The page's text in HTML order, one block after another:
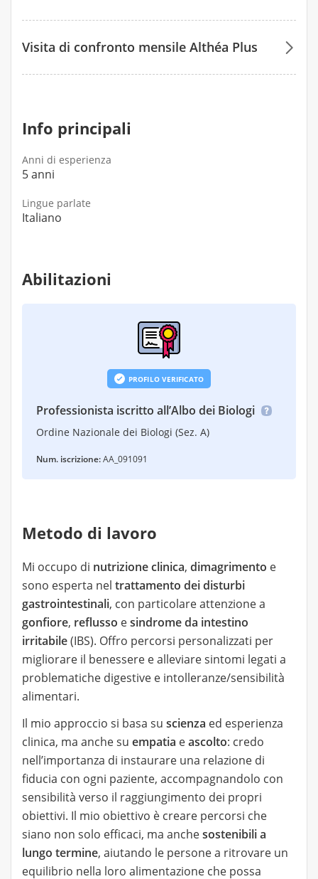
170 €
Visita di confronto mensile Althéa Plus
Info principali
Anni di esperienza
5 anni
Lingue parlate
Italiano
Abilitazioni
PROFILO VERIFICATO
Professionista iscritto all’Albo dei Biologi
Ordine Nazionale dei Biologi (Sez. A)
Num. iscrizione:AA_091091
Metodo di lavoro
Mi occupo di nutrizione clinica, dimagrimento e
sono esperta nel trattamento dei disturbi
gastrointestinali, con particolare attenzione a
gonfiore, reflusso esindrome da intestino
irritabile(IBS). Offro percorsi personalizzati per
migliorare il benessere e alleviare sintomi legati a
problematiche digestive e intolleranze/sensibilità
alimentari.
Il mio approccio si basa su scienza ed esperienza
clinica, ma anche su empatia eascolto: credo
nell’importanza di instaurare una relazione di
fiducia con ogni paziente, accompagnandolo con
sensibilità verso il raggiungimento dei propri
obiettivi. Il mio obiettivo è creare percorsi che
siano non solo efficaci, ma anchesostenibili a
lungo termine, aiutando le persone a ritrovare un
equilibrio nella loro alimentazione che possa